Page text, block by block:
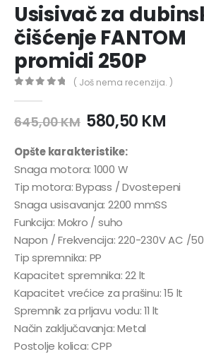
Usisivač za
čišćenje FANTOM
promidi 250P
( Još nema recenzija. )
645,00KM 580,50 KM
Opšte karakteristike:
Snaga motora: 1000 W
Tip motora: Bypass / Dvostepeni
Snaga usisavanja: 2200 mmSS
Funkcija: Mokro / suho
Napon / Frekvencija: 220-230V AC /
Tip spremnika: PP
Kapacitet spremnika: 22 lt
Kapacitet vrećice za prašinu: 15 lt
Spremnik za prljavu vodu: 11 lt
Način zaključavanja: Metal
Postolje kolica: CPP